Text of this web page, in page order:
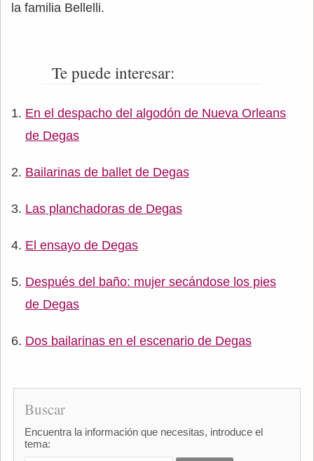
la familia Bellelli.
Te puede interesar:
En el despacho del algodón de Nueva Orleans
de Degas
Bailarinas de ballet de Degas
Las planchadoras de Degas
El ensayo de Degas
Después del baño: mujer secándose los pies
de Degas
Dos bailarinas en el escenario de Degas
Buscar
Encuentra la información que necesitas, introduce el
tema: